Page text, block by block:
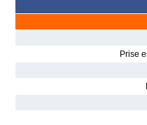
Prise